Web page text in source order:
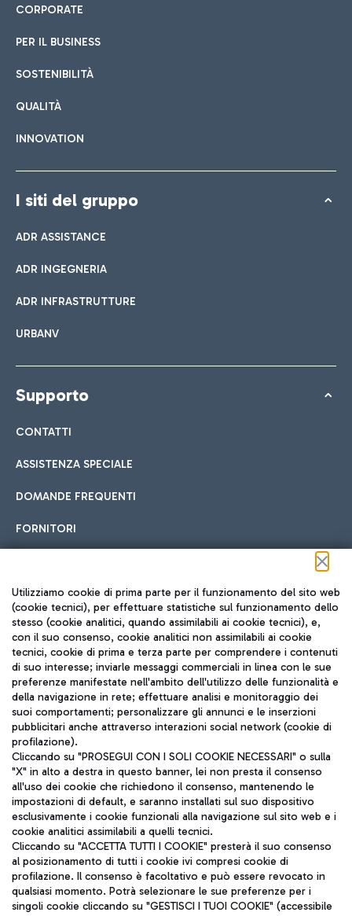
CORPORATE
PER IL BUSINESS
SOSTENIBILITÀ
QUALITÀ
INNOVATION
I siti del gruppo
ADR ASSISTANCE
ADR INGEGNERIA
ADR INFRASTRUTTURE
URBANV
Supporto
CONTATTI
ASSISTENZA SPECIALE
DOMANDE FREQUENTI
FORNITORI
Seguici sui social
TRAVEL JOURNAL
ITA
Aeroporti di Roma S.p.A. - Società soggetta a direzione e
coordinamento di Mundys S.p.A.
Codice fiscale e Registro delle Imprese di Roma 13032990155 P.
IVA 06572251004
Capitale sociale 62.224.743,00 int. vers.
Sede legale: Via Pier Paolo Racchetti 1 - 00054 Fiumicino (RM)
Utilizziamo cookie di prima parte per il funzionamento del sito web
(cookie tecnici), per effettuare statistiche sul funzionamento dello
stesso (cookie analitici, quando assimilabili ai cookie tecnici), e,
con il suo consenso, cookie analitici non assimilabili ai cookie
tecnici, cookie di prima e terza parte per comprendere i contenuti
di suo interesse; inviarle messaggi commerciali in linea con le sue
preferenze manifestate nell'ambito dell'utilizzo delle funzionalità e
della navigazione in rete; effettuare analisi e monitoraggio dei
suoi comportamenti; personalizzare gli annunci e le inserzioni
pubblicitari anche attraverso interazioni social network (cookie di
profilazione).
Cliccando su "PROSEGUI CON I SOLI COOKIE NECESSARI" o sulla
"X" in alto a destra in questo banner, lei non presta il consenso
all'uso dei cookie che richiedono il consenso, mantenendo le
impostazioni di default, e saranno installati sul suo dispositivo
esclusivamente i cookie funzionali alla navigazione sul sito web e i
cookie analitici assimilabili a quelli tecnici.
Cliccando su "ACCETTA TUTTI I COOKIE" presterà il suo consenso
al posizionamento di tutti i cookie ivi compresi cookie di
profilazione. Il consenso è facoltativo e può essere revocato in
qualsiasi momento. Potrà selezionare le sue preferenze per i
singoli cookie cliccando su "GESTISCI I TUOI COOKIE" (accessibile